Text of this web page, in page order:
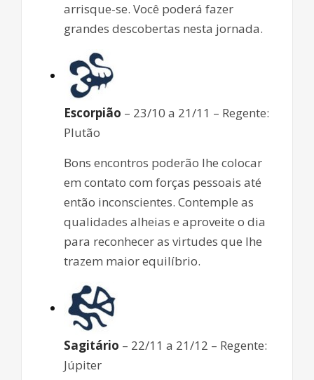
arrisque-se. Você poderá fazer
grandes descobertas nesta jornada.
Escorpião – 23/10 a 21/11 – Regente:
Plutão
Bons encontros poderão lhe colocar
em contato com forças pessoais até
então inconscientes. Contemple as
qualidades alheias e aproveite o dia
para reconhecer as virtudes que lhe
trazem maior equilíbrio.
Sagitário – 22/11 a 21/12 – Regente:
Júpiter